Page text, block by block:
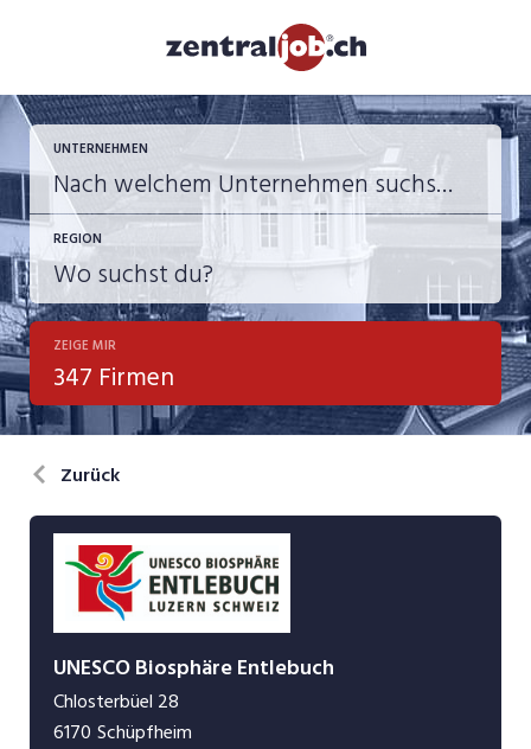
UNTERNEHMEN
REGION
ZEIGE MIR
347 Firmen
Zurück
UNESCO Biosphäre Entlebuch
Chlosterbüel 28
6170 Schüpfheim